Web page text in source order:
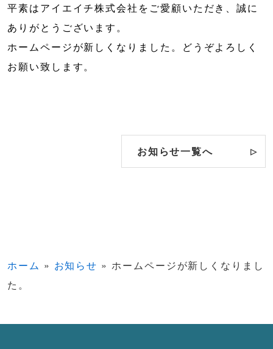
平素はアイエイチ株式会社をご愛顧いただき、誠に
ありがとうございます。
ホームページが新しくなりました。どうぞよろしく
お願い致します。
お知らせ一覧へ
ホーム » お知らせ » ホームページが新しくなりまし
た。